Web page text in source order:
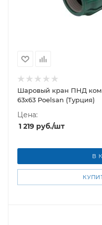
Шаровый кран ПНД
63х63 Poelsan (Турция)
Цена:
1 219 руб./шт
В